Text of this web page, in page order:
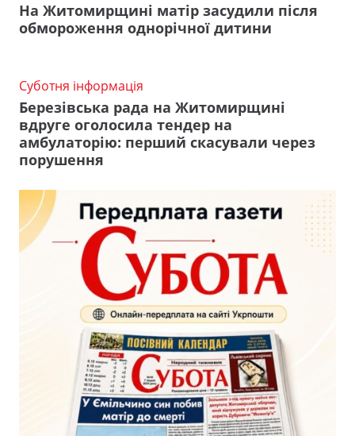
На Житомирщині матір засудили після
обмороження однорічної дитини
Суботня інформація
Березівська рада на Житомирщині
вдруге оголосила тендер на
амбулаторію: перший скасували через
порушення